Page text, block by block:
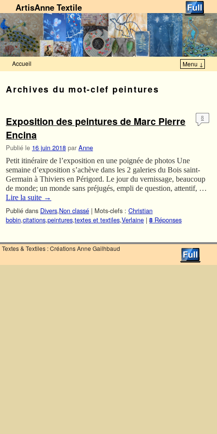
ArtisAnne Textile
Accueil Menu ↓
Archives du mot-clef peintures
Exposition des peintures de Marc Pierre
Encina
Publié le 16 juin 2018 par Anne
8
Petit itinéraire de l’exposition en une poignée de photos Une
semaine d’exposition s’achève dans les 2 galeries du Bois saint-
Germain à Thiviers en Périgord. Le jour du vernissage, beaucoup
de monde; un monde sans préjugés, empli de question, attentif, …
Lire la suite →
Publié dans Divers,Non classé | Mots-clefs : Christian
bobin,citations,peintures,textes et textiles,Verlaine | 8 Réponses
Textes & Textiles : Créations Anne Gailhbaud